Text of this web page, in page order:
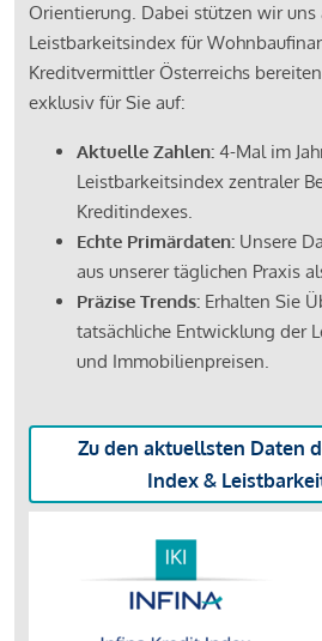
Orientierung. Dabei stützen wir uns
Leistbarkeitsindex für
Kreditvermittler Österreichs
exklusiv für Sie auf:
Aktuelle Zahlen: 4-Mal im
Leistbarkeitsindex zentraler
Kreditindexes.
Echte Primärdaten: Unsere
aus unserer täglichen Praxis
Präzise Trends: Erhalten Sie
tatsächliche Entwicklung der
und Immobilienpreisen.
Zu den aktuellsten Daten
Index &